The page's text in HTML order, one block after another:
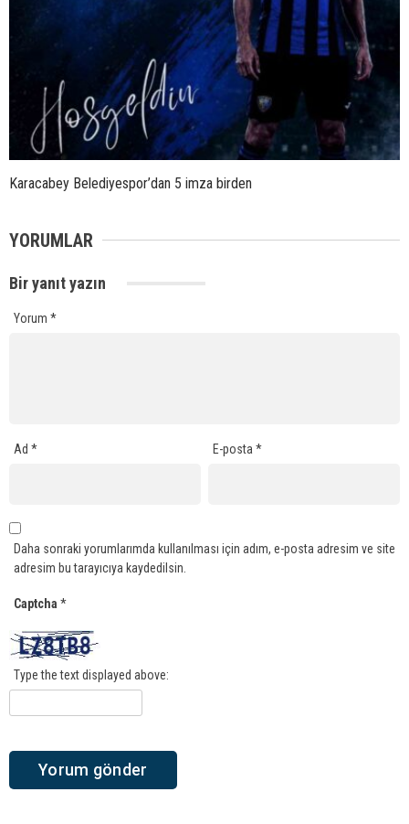
Karacabey Belediyespor’dan 5 imza birden
YORUMLAR
Bir yanıt yazın
Yorum *
Ad * E-posta*
Daha sonraki yorumlarımda kullanılması için adım, e-posta adresim ve site
adresim bu tarayıcıya kaydedilsin.
Captcha *
Type the text displayed above: